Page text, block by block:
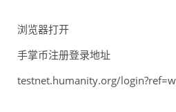
浏览器打开
手掌币注册登录地址
testnet.humanity.org/